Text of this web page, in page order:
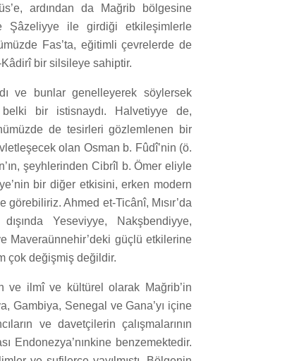
ardından da Mağrib bölgesine
Şâzeliyye ile girdiği etkileşimlerle
Fas’ta, eğitimli çevrelerde de
bir silsileye sahiptir.
ve bunlar genelleyerek söylersek
bir istisnaydı. Halvetiyye de,
de tesirleri gözlemlenen bir
olan Osman b. Fûdî’nin (ö.
şeyhlerinden Cibrîl b. Ömer eliyle
bir diğer etkisini, erken modern
Ahmed et-Ticânî, Mısır’da
Yeseviyye, Nakşbendiyye,
Maveraünnehir’deki güçlü etkilerine
çok değişmiş değildir.
ve ilmî ve kültürel olarak Mağrib’in
Gambiya, Senegal ve Gana’yı içine
ve davetçilerin çalışmalarının
Endonezya’nınkine benzemektedir.